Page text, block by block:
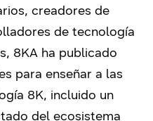
creadores de
de tecnología
8KA ha publicado
para enseñar a las
8K, incluido un
del ecosistema